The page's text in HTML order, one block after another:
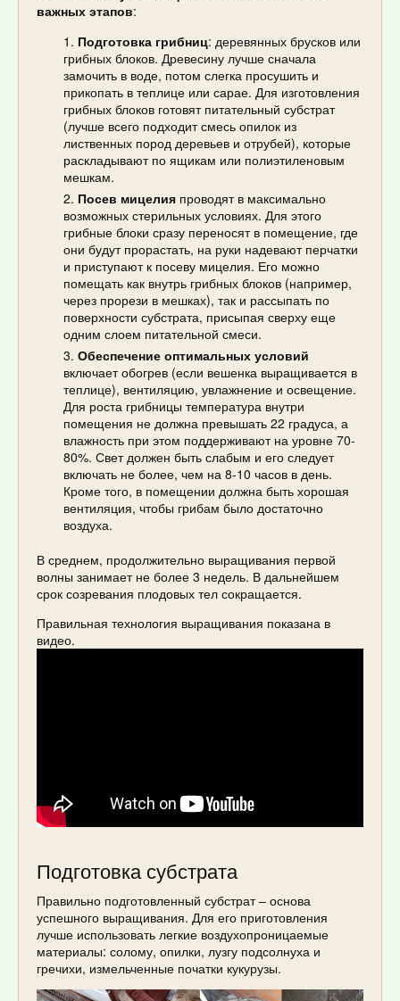
важных этапов:
Подготовка грибниц: деревянных брусков или
грибных блоков. Древесину лучше сначала
замочить в воде, потом слегка просушить и
прикопать в теплице или сарае. Для изготовления
грибных блоков готовят питательный субстрат
(лучше всего подходит смесь опилок из
лиственных пород деревьев и отрубей), которые
раскладывают по ящикам или полиэтиленовым
мешкам.
Посев мицелия проводят в максимально
возможных стерильных условиях. Для этого
грибные блоки сразу переносят в помещение, где
они будут прорастать, на руки надевают перчатки
и приступают к посеву мицелия. Его можно
помещать как внутрь грибных блоков (например,
через прорези в мешках), так и рассыпать по
поверхности субстрата, присыпая сверху еще
одним слоем питательной смеси.
Обеспечение оптимальных условий
включает обогрев (если вешенка выращивается в
теплице), вентиляцию, увлажнение и освещение.
Для роста грибницы температура внутри
помещения не должна превышать 22 градуса, а
влажность при этом поддерживают на уровне 70-
80%. Свет должен быть слабым и его следует
включать не более, чем на 8-10 часов в день.
Кроме того, в помещении должна быть хорошая
вентиляция, чтобы грибам было достаточно
воздуха.
В среднем, продолжительно выращивания первой
волны занимает не более 3 недель. В дальнейшем
срок созревания плодовых тел сокращается.
Правильная технология выращивания показана в
видео.
Подготовка субстрата
Правильно подготовленный субстрат – основа
успешного выращивания. Для его приготовления
лучше использовать легкие воздухопроницаемые
материалы: солому, опилки, лузгу подсолнуха и
гречихи, измельченные початки кукурузы.